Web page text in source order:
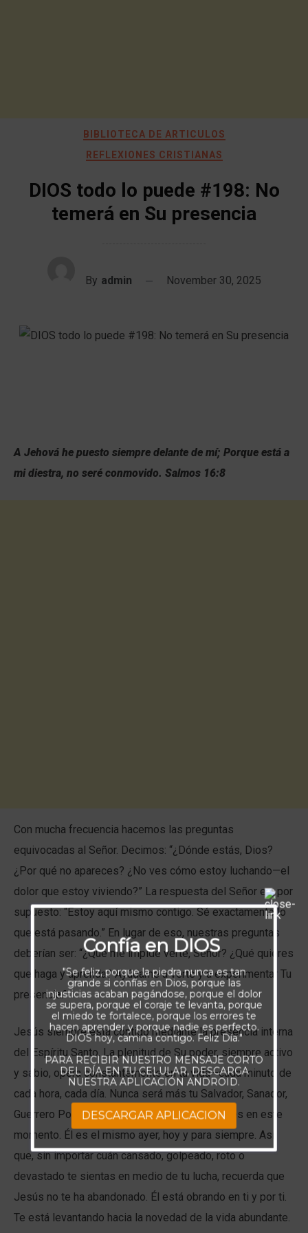
BIBLIOTECA DE ARTICULOS
REFLEXIONES CRISTIANAS
DIOS todo lo puede #198: No
temerá en Su presencia
By admin November 30, 2025
A Jehová he puesto siempre delante de mí; Porque está a
mi diestra, no seré conmovido. Salmos 16:8
Con mucha frecuencia hacemos las preguntas
equivocadas al Señor. Decimos: “¿Dónde estás, Dios?
¿Por qué no apareces? ¿No ves cómo estoy luchando—el
dolor que estoy viviendo?” La respuesta del Señor es, por
supuesto: “Estoy aquí mismo contigo. Sé exactamente lo
que está pasando.” En lugar de eso, nuestras preguntas
deberían ser: “¿Qué me impide verte, Señor? ¿Qué quieres
que haga y aprenda? Ayúdame a verte y a experimentar Tu
presencia.”
Jesús siempre está contigo mediante la presencia interna
del Espíritu Santo. La plenitud de Su poder, siempre activo
y sabio, opera constantemente en tu vida—cada minuto de
cada hora, cada día. Nunca será más tu Salvador, Sanador,
Guerrero Poderoso o Libertador de lo que ya es en este
momento. Él es el mismo ayer, hoy y para siempre. Así
que, sin importar cuán cansado, golpeado, roto o
devastado te sientas en medio de tu lucha, recuerda que
Jesús no te ha abandonado. Él está obrando en ti y por ti.
Te está levantando hacia la novedad de la vida abundante.
Confía en DIOS
"Se feliz, porque la piedra nunca es tan
grande si confías en Dios, porque las
injusticias acaban pagándose, porque el dolor
se supera, porque el coraje te levanta, porque
el miedo te fortalece, porque los errores te
hacen aprender y porque nadie es perfecto.
DIOS hoy, camina contigo. Feliz Día."
PARA RECIBIR NUESTRO MENSAJE CORTO
DEL DÍA EN TU CELULAR, DESCARGA
NUESTRA APLICACIÓN ANDROID.
DESCARGAR APLICACION